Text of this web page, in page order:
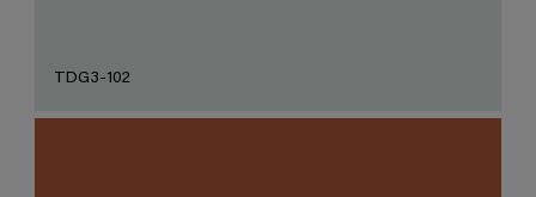
TDG3-102